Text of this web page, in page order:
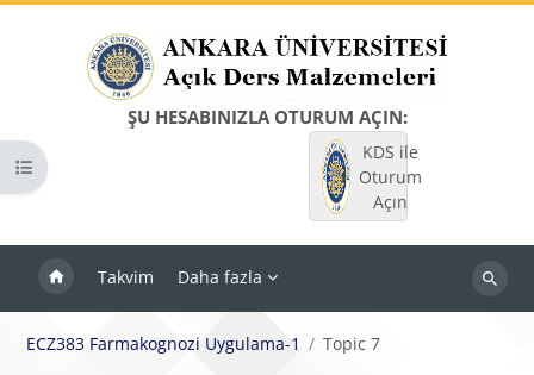
ŞU HESABINIZLA OTURUM AÇIN:
KDS ile
Oturum
Açın
Takvim Daha fazla
Dersleri
Kurs dizinini aç
ECZ383 Farmakognozi Uygulama-1 Topic 7